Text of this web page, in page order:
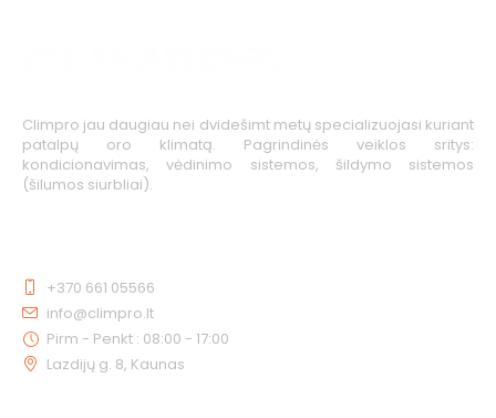
Climpro jau daugiau nei dvidešimt metų specializuojasi kuriant
patalpų oro klimatą. Pagrindinės veiklos sritys:
kondicionavimas, vėdinimo sistemos, šildymo sistemos
(šilumos siurbliai).
+370 661 05566
info@climpro.lt
Pirm - Penkt : 08:00 - 17:00
Lazdijų g. 8, Kaunas